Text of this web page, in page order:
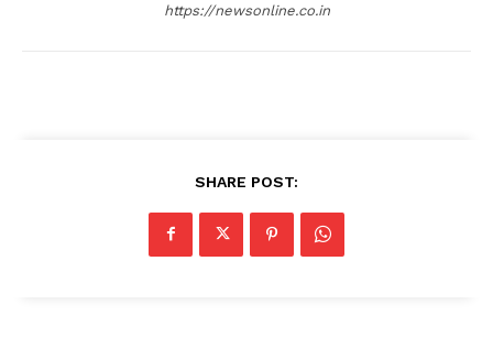
https://newsonline.co.in
SHARE POST: